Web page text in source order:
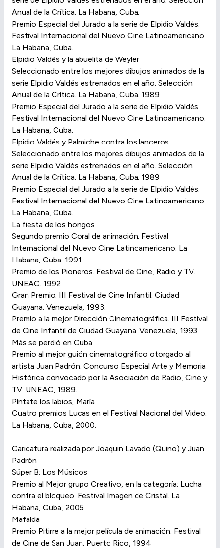
Anual de la Crítica. La Habana, Cuba.
Premio Especial del Jurado a la serie de Elpidio Valdés.
Festival Internacional del Nuevo Cine Latinoamericano.
La Habana, Cuba.
Elpidio Valdés y la abuelita de Weyler
Seleccionado entre los mejores dibujos animados de la
serie Elpidio Valdés estrenados en el año. Selección
Anual de la Crítica. La Habana, Cuba. 1989
Premio Especial del Jurado a la serie de Elpidio Valdés.
Festival Internacional del Nuevo Cine Latinoamericano.
La Habana, Cuba.
Elpidio Valdés y Palmiche contra los lanceros
Seleccionado entre los mejores dibujos animados de la
serie Elpidio Valdés estrenados en el año. Selección
Anual de la Crítica. La Habana, Cuba. 1989
Premio Especial del Jurado a la serie de Elpidio Valdés.
Festival Internacional del Nuevo Cine Latinoamericano.
La Habana, Cuba.
La fiesta de los hongos
Segundo premio Coral de animación. Festival
Internacional del Nuevo Cine Latinoamericano. La
Habana, Cuba. 1991
Premio de los Pioneros. Festival de Cine, Radio y TV.
UNEAC. 1992
Gran Premio. III Festival de Cine Infantil. Ciudad
Guayana. Venezuela, 1993.
Premio a la mejor Dirección Cinematográfica. III Festival
de Cine Infantil de Ciudad Guayana. Venezuela, 1993.
Más se perdió en Cuba
Premio al mejor guión cinematográfico otorgado al
artista Juan Padrón. Concurso Especial Arte y Memoria
Histórica convocado por la Asociación de Radio, Cine y
TV. UNEAC, 1989.
Píntate los labios, María
Cuatro premios Lucas en el Festival Nacional del Video.
La Habana, Cuba, 2000.
Caricatura realizada por Joaquin Lavado (Quino) y Juan
Padrón
Súper B: Los Músicos
Premio al Mejor grupo Creativo, en la categoría: Lucha
contra el bloqueo. Festival Imagen de Cristal. La
Habana, Cuba, 2005
Mafalda
Premio Pitirre a la mejor película de animación. Festival
de Cine de San Juan. Puerto Rico, 1994